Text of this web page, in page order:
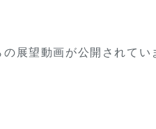
展望動画が公開されてい